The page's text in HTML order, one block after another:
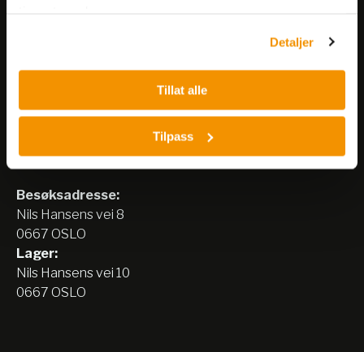
Detaljer
Tillat alle
Tilpass
Nerliens Meszansky AS
Besøksadresse:
Nils Hansens vei 8
0667 OSLO
Lager:
Nils Hansens vei 10
0667 OSLO